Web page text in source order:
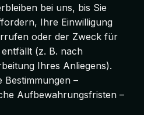
bei uns, bis Sie
Ihre Einwilligung
oder der Zweck für
(z. B. nach
Ihres Anliegens).
Bestimmungen –
Aufbewahrungsfristen –